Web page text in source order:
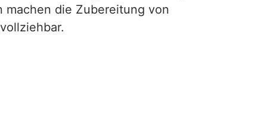
die Zubereitung von